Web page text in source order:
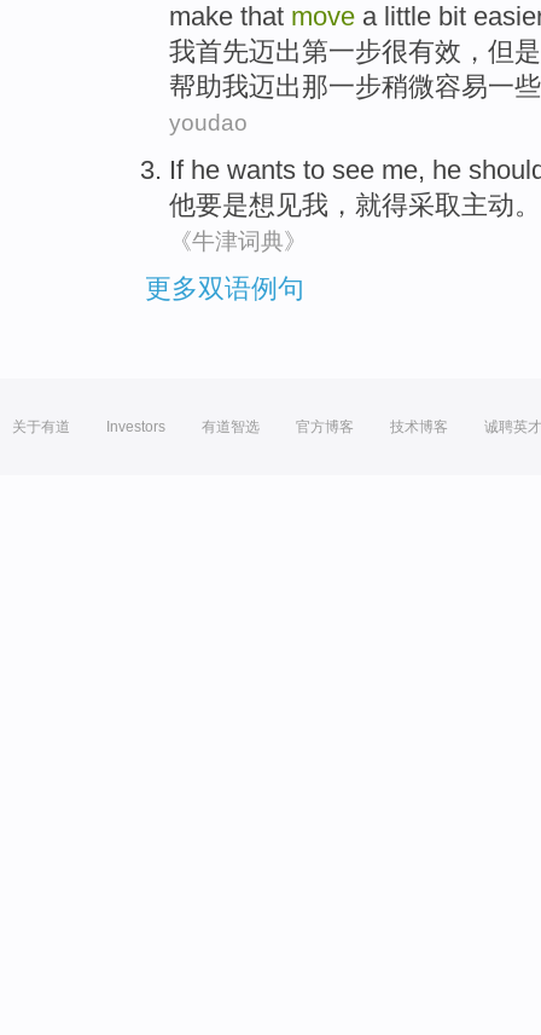
make that move a little bit
我首先迈出第一步很有效， 但是
帮助我迈出那一步稍微容易一
youdao
If he wants to see me, he
他要是想见我 ， 就得采取主动。
《牛津词典》
更多双语例句
关于有道 Investors 有道智选 官方博客 技术博客 诚聘英才